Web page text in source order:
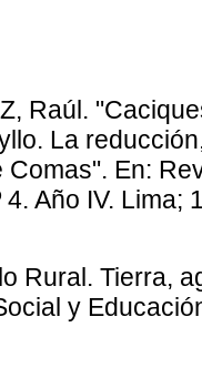
Raúl.
La
En:
Año IV. Lima;
Rural. Tierra,
y